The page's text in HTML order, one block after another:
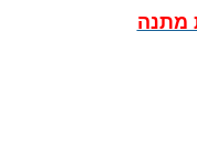
מתנה